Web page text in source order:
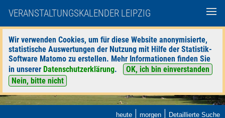
VERANSTALTUNGSKALENDER LEIPZIG
Wir verwenden Cookies, um für diese Website anonymisierte,
statistische Auswertungen der Nutzung mit Hilfe der Statistik-
Software Matomo zu erstellen. Mehr Informationen finden Sie
in unserer Datenschutzerklärung.
OK, ich bin einverstanden
Nein, bitte nicht
heute | morgen | Detaillierte Suche